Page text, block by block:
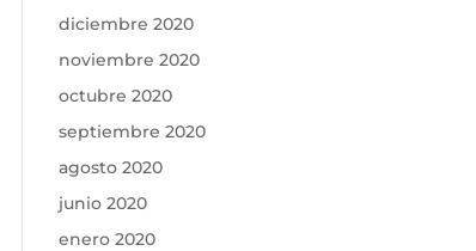
diciembre 2020
noviembre 2020
octubre 2020
septiembre 2020
agosto 2020
junio 2020
enero 2020